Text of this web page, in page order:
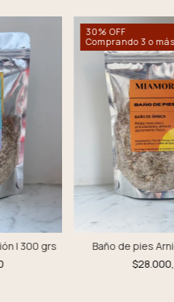
| 300 grs
30% OFF
Comprando 3 o más
Baño de pies